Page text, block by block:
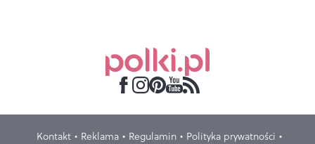
Kontakt Reklama Regulamin
Polityka prywatności